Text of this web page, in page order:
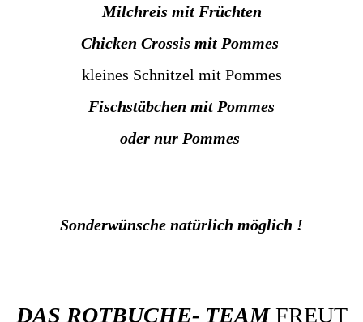
Milchreis mit Früchten
Chicken Crossis mit Pommes
kleines Schnitzel mit Pommes
Fischstäbchen mit Pommes
oder nur Pommes
Sonderwünsche natürlich möglich !
DAS ROTBUCHE- TEAMFREUT